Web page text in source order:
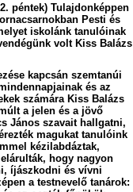
péntek) Tulajdonképpen
Pesti és
iskolánk tanulóinak
volt Kiss Balázs
kapcsán szemtanúi
és az
számára Kiss Balázs
a jelen és a jövő
János szavait hallgatni,
magukat tanulóink
kézilabdáztak,
hogy nagyon
íjászkodni és vívni
a testnevelő tanárok: